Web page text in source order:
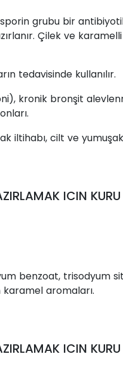
grubu bir
Çilek ve
tedavisinde kullanılır.
kronik bronşit
iltihabı, cilt ve
ICIN
benzoat, trisodyum
aromaları.
ICIN